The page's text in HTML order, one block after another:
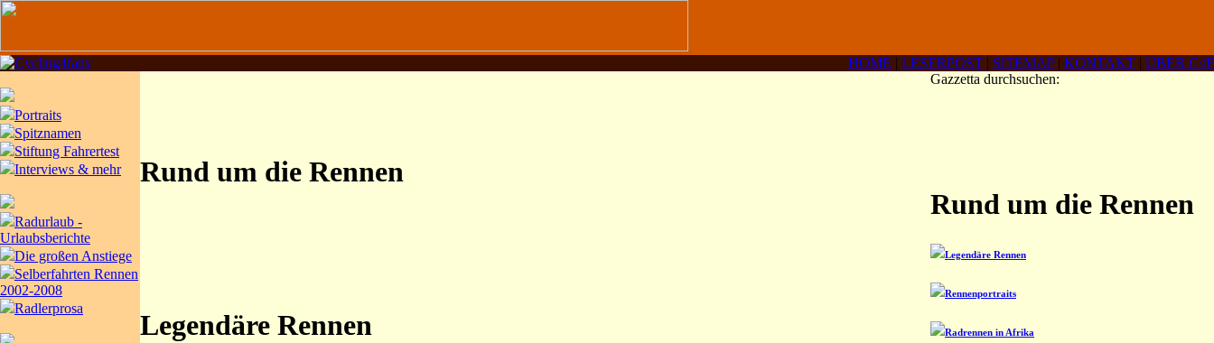
HOME | LESERPOST | SITEMAP| KONTAKT | ÜBER C4F
Portraits
Spitznamen
Stiftung Fahrertest
Interviews & mehr
Radurlaub -
Urlaubsberichte
Die großen Anstiege
Selberfahrten Rennen
2002-2008
Radlerprosa
Rund um die Rennen
Legendäre Rennen
Gazzetta durchsuchen:
Rund um die Rennen
Legendäre Rennen
Rennenportraits
Radrennen in Afrika